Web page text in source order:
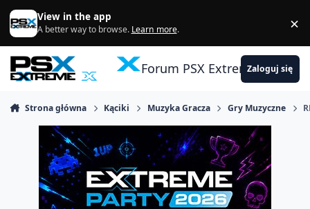
Skocz do zawartości
View in the app
A better way to browse. Learn more. ×
Forum PSX ExtremeZaloguj się
Strona główna Kąciki Muzyka Gracza Gry Muzyczne